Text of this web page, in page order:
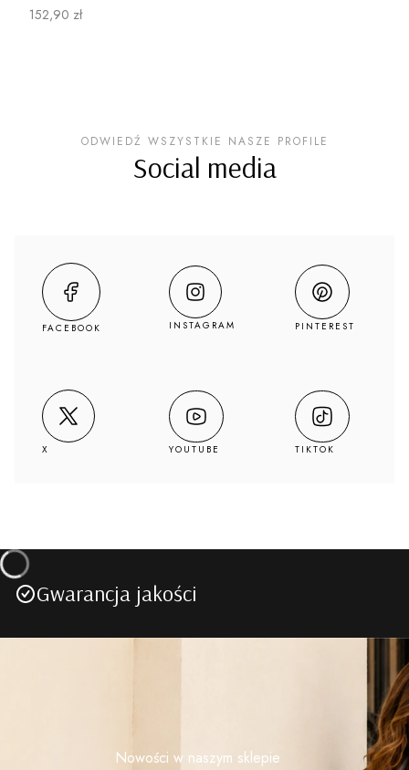
Cena
152,90 zł
ODWIEDŹ WSZYSTKIE NASZE PROFILE
Social media
FACEBOOK INSTAGRAM PINTEREST
X YOUTUBE TIKTOK
Gwarancja jakości
Nowości w naszym sklepie